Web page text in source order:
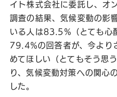
イト株式会社に委託し、オ
調査の結果、気候変動の影
いる人は83.5%（とても心
79.4%の回答者が、今より
めてほしい（とてもそう思
り、気候変動対策への関心
した。